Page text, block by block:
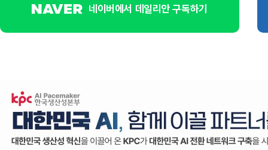
네이버에서 데일리안 구독하기